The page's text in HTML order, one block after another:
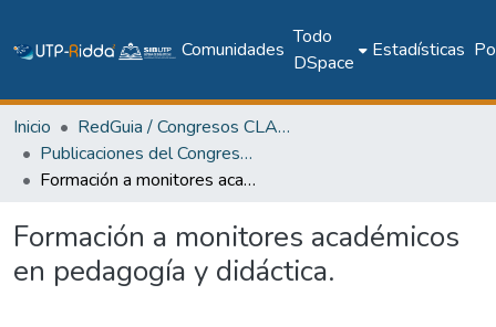
Comunidades
Todo
DSpace
Estadísticas
Inicio
RedGuia / Congresos CLABES
Publicaciones del Congreso Internacional CLABES
Formación a monitores académicos en pedagogía y didáctica.
Formación a monitores académicos
en pedagogía y didáctica.